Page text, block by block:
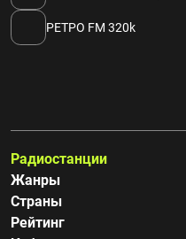
РЕТРО FM 320k
Радиостанции
Жанры
Страны
Рейтинг